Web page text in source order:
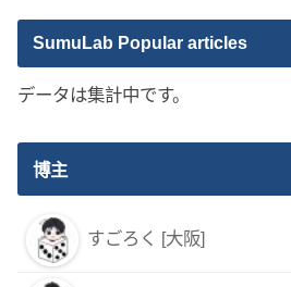
SumuLab Popular articles
データは集計中です。
博主
すごろく [大阪]